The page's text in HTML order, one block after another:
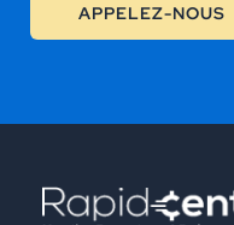
APPELEZ-NOUS